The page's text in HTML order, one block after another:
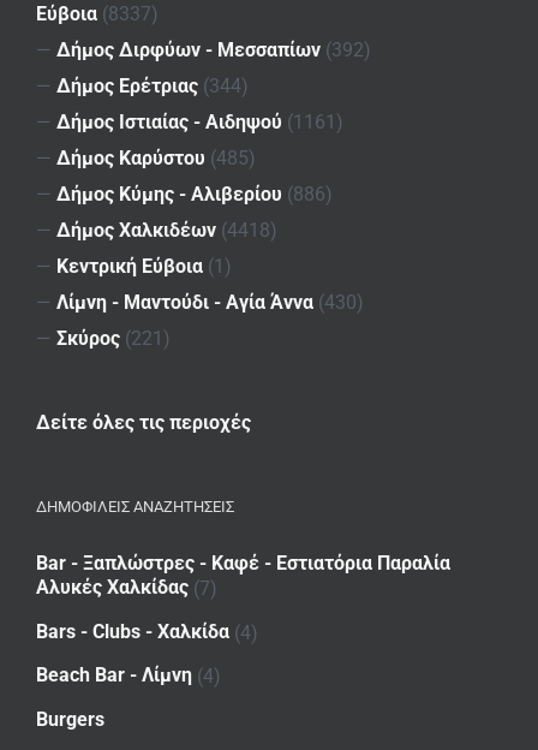
Εύβοια (8337)
— Δήμος Διρφύων - Μεσσαπίων (392)
— Δήμος Ερέτριας (344)
— Δήμος Ιστιαίας - Αιδηψού (1161)
— Δήμος Καρύστου (485)
— Δήμος Κύμης - Αλιβερίου (886)
— Δήμος Χαλκιδέων (4418)
— Κεντρική Εύβοια (1)
— Λίμνη - Μαντούδι - Αγία Άννα (430)
— Σκύρος (221)
Δείτε όλες τις περιοχές
ΔΗΜΟΦΙΛΕΙΣ ΑΝΑΖΗΤΗΣΕΙΣ
Bar - Ξαπλώστρες - Καφέ - Εστιατόρια Παραλία
Αλυκές Χαλκίδας (7)
Bars - Clubs - Χαλκίδα (4)
Beach Bar - Λίμνη (4)
Burgers